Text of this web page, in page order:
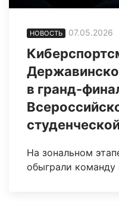
НОВОСТЬ 07.05.2026
в гранд-
На зональном
обыграли команду